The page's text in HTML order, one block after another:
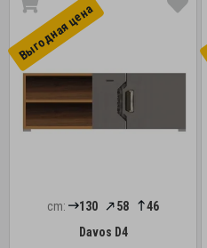
Выгоднaя цена
cm: 130 58
46
Davos D4